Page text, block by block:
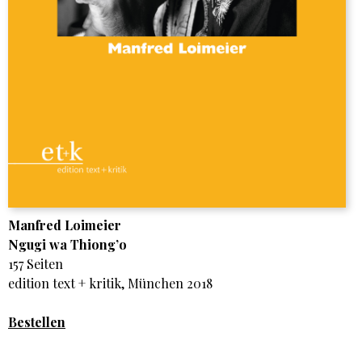
Manfred Loimeier
Ngugi wa Thiong’o
157 Seiten
edition text + kritik, München 2018
Bestellen